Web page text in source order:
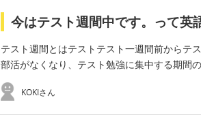
今はテスト週間中です。って英
テスト週間とはテストテスト一週間前からテ
部活がなくなり、テスト勉強に集中する期間
KOKIさん